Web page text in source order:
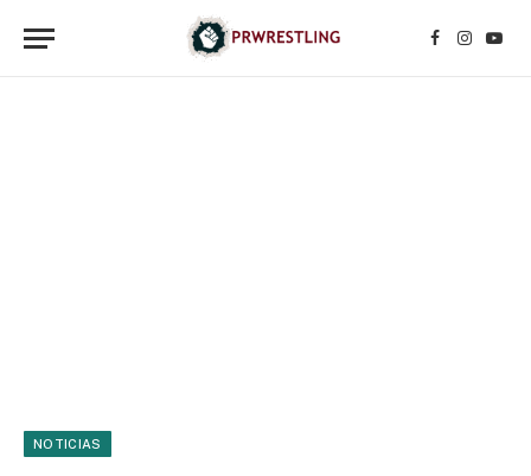
Facebook
NOTICIAS